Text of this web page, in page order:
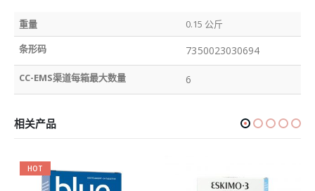
重量
0.15 公斤
条形码
7350023030694
CC-EMS渠道每箱最大数量 6
相关产品